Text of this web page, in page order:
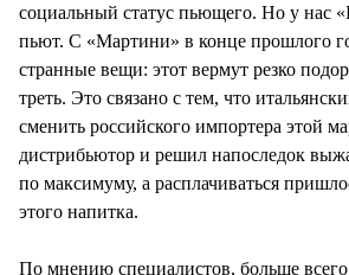
социальный статус пьющего. Но у нас
пьют. С «Мартини» в конце прошлого
странные вещи: этот вермут резко
треть. Это связано с тем, что
сменить российского импортера этой
дистрибьютор и решил напоследок
по максимуму, а расплачиваться
этого напитка.
По мнению специалистов, больше